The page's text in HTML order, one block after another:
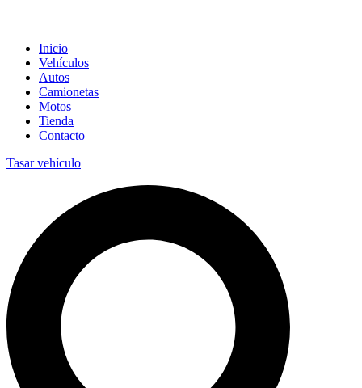
Inicio
Vehículos
Autos
Camionetas
Motos
Tienda
Contacto
Tasar vehículo